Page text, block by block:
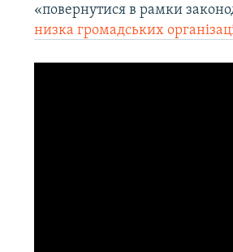
«повернутися в рамки
низка громадських